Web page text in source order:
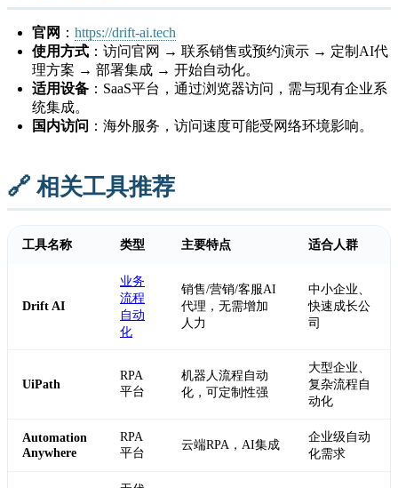
官网 ： https://drift-ai.tech
使用方式 ：访问官网 → 联系销售或预约演示 → 定制AI代
理方案 → 部署集成 → 开始自动化。
适用设备 ：SaaS平台，通过浏览器访问，需与现有企业系
统集成。
国内访问 ：海外服务，访问速度可能受网络环境影响。
🔗 相关工具推荐
工具名称 类型 主要特点 适合人群
Drift AI
业务
流程
自动
化
销售/营销/客服AI
代理，无需增加
人力
中小企业、
快速成长公
司
UiPath
RPA
平台
机器人流程自动
化，可定制性强
大型企业、
复杂流程自
动化
Automation
Anywhere
RPA
平台
云端RPA，AI集成
企业级自动
化需求